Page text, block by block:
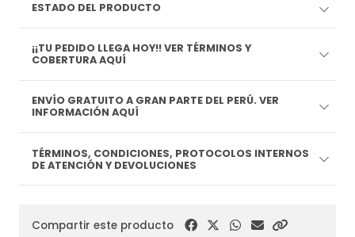
ESTADO DEL PRODUCTO
¡¡TU PEDIDO LLEGA HOY!! VER TÉRMINOS Y
COBERTURA AQUÍ
ENVÍO GRATUITO A GRAN PARTE DEL PERÚ. VER
INFORMACIÓN AQUÍ
TÉRMINOS, CONDICIONES, PROTOCOLOS INTERNOS
DE ATENCIÓN Y DEVOLUCIONES
Compartir este producto